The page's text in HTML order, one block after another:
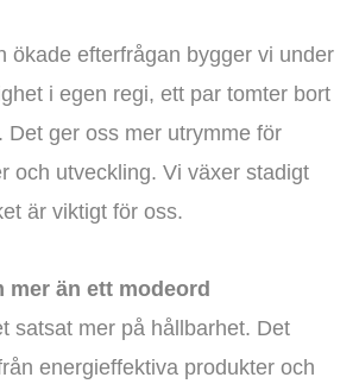
ökade efterfrågan bygger vi under
i egen regi, ett par tomter bort
Det ger oss mer utrymme för
och utveckling. Vi växer stadigt
är viktigt för oss.
mer än ett modeord
satsat mer på hållbarhet. Det
energieffektiva produkter och